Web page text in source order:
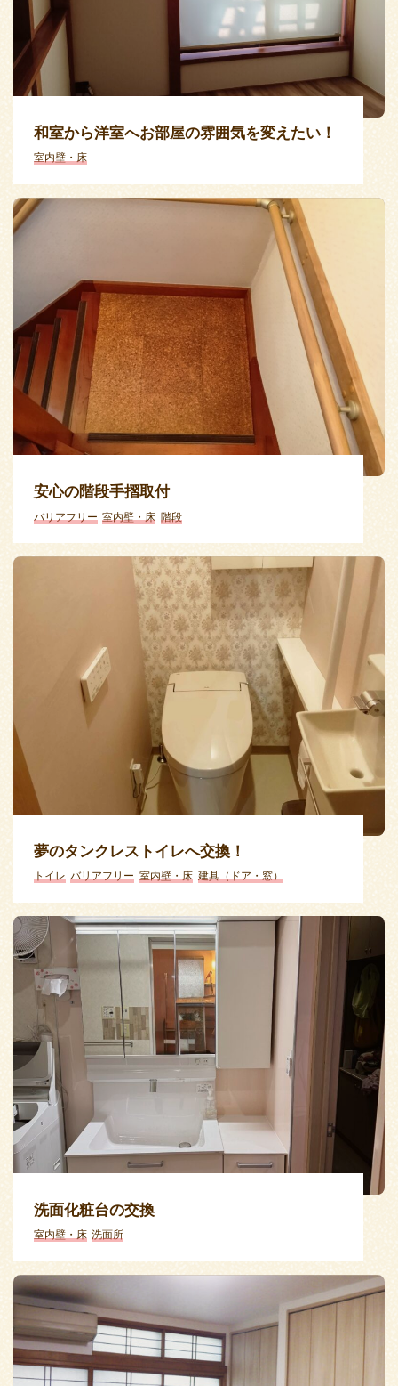
和室から洋室へお部屋の雰囲気を変えたい！
室内壁・床
安心の階段手摺取付
バリアフリー 室内壁・床 階段
夢のタンクレストイレへ交換！
トイレ バリアフリー 室内壁・床 建具（ドア・窓）
洗面化粧台の交換
室内壁・床 洗面所